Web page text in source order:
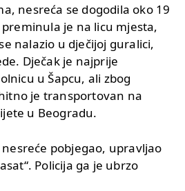
nesreća se dogodila oko 19
je na licu mjesta,
nalazio u dječijoj guralici,
Dječak je najprije
u Šapcu, ali zbog
je transportovan na
u Beogradu.
pobjegao, upravljao
Policija ga je ubrzo